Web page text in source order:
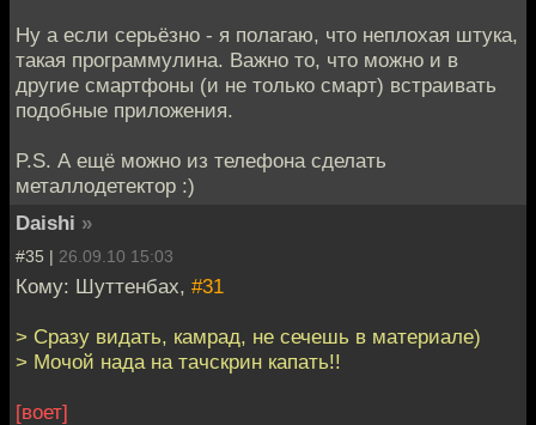
Ну а если серьёзно - я полагаю, что неплохая штука,
такая программулина. Важно то, что можно и в
другие смартфоны (и не только смарт) встраивать
подобные приложения.
P.S. А ещё можно из телефона сделать
металлодетектор :)
Daishi »
#35 | 26.09.10 15:03
Кому: Шуттенбах, #31
> Сразу видать, камрад, не сечешь в материале)
> Мочой нада на тачскрин капать!!
[воет]